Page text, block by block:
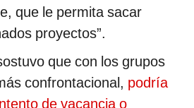
que le permita sacar
proyectos”.
que con los grupos
confrontacional, podría
de vacancia o